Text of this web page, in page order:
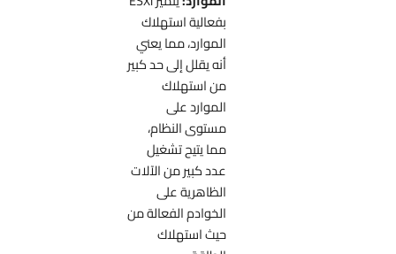
بفعالية استهلاك
الموارد، مما يعني
أنه يقلل إلى حد كبير
من استهلاك
الموارد على
مستوى النظام،
مما يتيح تشغيل
عدد كبير من الآلات
الظاهرية على
الخوادم الفعالة من
حيث استهلاك